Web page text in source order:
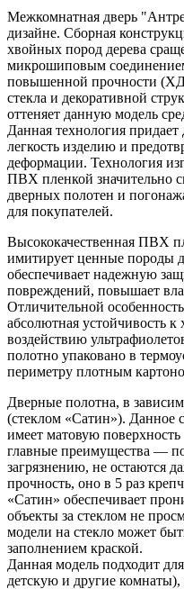
Межкомнатная дверь
дизайне. Сборная
хвойных пород дерева
микрошиповым
повышенной прочности
стекла и декоративной
оттеняет данную модель
Данная технология
легкость изделию и
деформации. Технология
ПВХ пленкой значительно
дверных полотен и
для покупателей.
Высококачественная ПВХ
имитирует ценные породы
обеспечивает надежную
повреждений, повышает
Отличительной
абсолютная устойчивость
воздействию
полотно упаковано в
периметру плотным
Дверные полотна, в
(стеклом «Сатин»). Данное
имеет матовую
главные преимущества —
загрязнению, не остаются
прочность, оно в 5 раз
«Сатин» обеспечивает
объекты за стеклом не
модели на стекло может
заполнением краской.
Данная модель подходит
детскую и другие